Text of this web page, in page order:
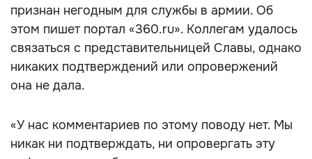
признан негодным для службы в армии. Об
этом пишет портал «360.ru». Коллегам удалось
связаться с представительницей Славы, однако
никаких подтверждений или опровержений
она не дала.
«У нас комментариев по этому поводу нет. Мы
никак ни подтверждать, ни опровергать эту